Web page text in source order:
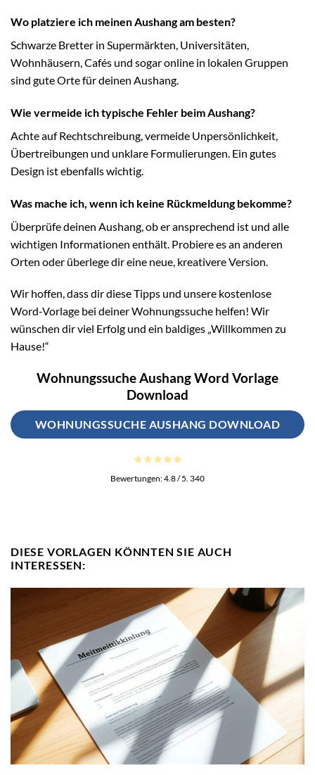
Wo platziere ich meinen Aushang am besten?
Schwarze Bretter in Supermärkten, Universitäten,
Wohnhäusern, Cafés und sogar online in lokalen Gruppen
sind gute Orte für deinen Aushang.
Wie vermeide ich typische Fehler beim Aushang?
Achte auf Rechtschreibung, vermeide Unpersönlichkeit,
Übertreibungen und unklare Formulierungen. Ein gutes
Design ist ebenfalls wichtig.
Was mache ich, wenn ich keine Rückmeldung bekomme?
Überprüfe deinen Aushang, ob er ansprechend ist und alle
wichtigen Informationen enthält. Probiere es an anderen
Orten oder überlege dir eine neue, kreativere Version.
Wir hoffen, dass dir diese Tipps und unsere kostenlose
Word-Vorlage bei deiner Wohnungssuche helfen! Wir
wünschen dir viel Erfolg und ein baldiges „Willkommen zu
Hause!“
Wohnungssuche Aushang Word Vorlage
Download
WOHNUNGSSUCHE AUSHANG DOWNLOAD
Bewertungen:4.8/ 5. 340
DIESE VORLAGEN KÖNNTEN SIE AUCH
INTERESSEN: